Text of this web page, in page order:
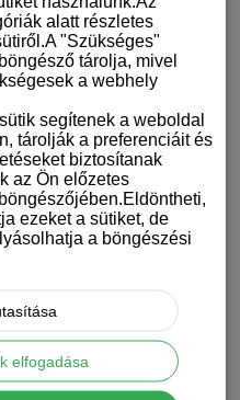
anafilaxiás
fala..
alatt részletes
"Szükséges"
tárolja, mivel
a webhely
segítenek a weboldal
tárolják a preferenciáit és
biztosítanak
az Ön előzetes
ezeket a sütiket, de
a böngészési
elfogadása